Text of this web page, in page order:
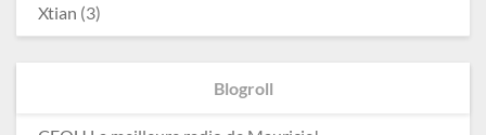
Xtian (3)
Blogroll